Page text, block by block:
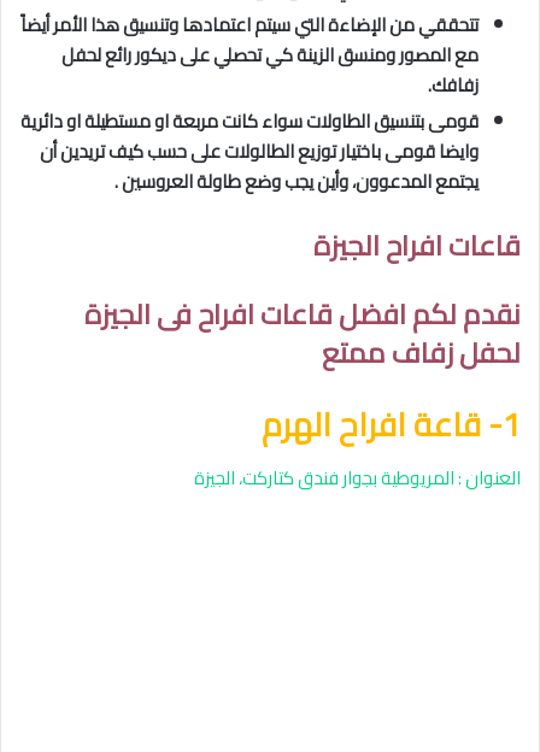
تتحققي من الإضاءة التي سيتم اعتمادها وتنسيق هذا الأمر أيضاً
مع المصور ومنسق الزينة كي تحصلي على ديكور رائع لحفل
زفافك.
قومى بتنسيق الطاولات سواء كانت مربعة او مستطيلة او دائرية
وايضا قومى باختيار توزيع الطالولات على حسب كيف تريدين أن
يجتمع المدعوون، وأين يجب وضع طاولة العروسين .
قاعات افراح الجيزة
نقدم لكم افضل قاعات افراح فى الجيزة
لحفل زفاف ممتع
1- قاعة افراح الهرم
العنوان : المريوطية بجوار فندق كتاركت، الجيزة